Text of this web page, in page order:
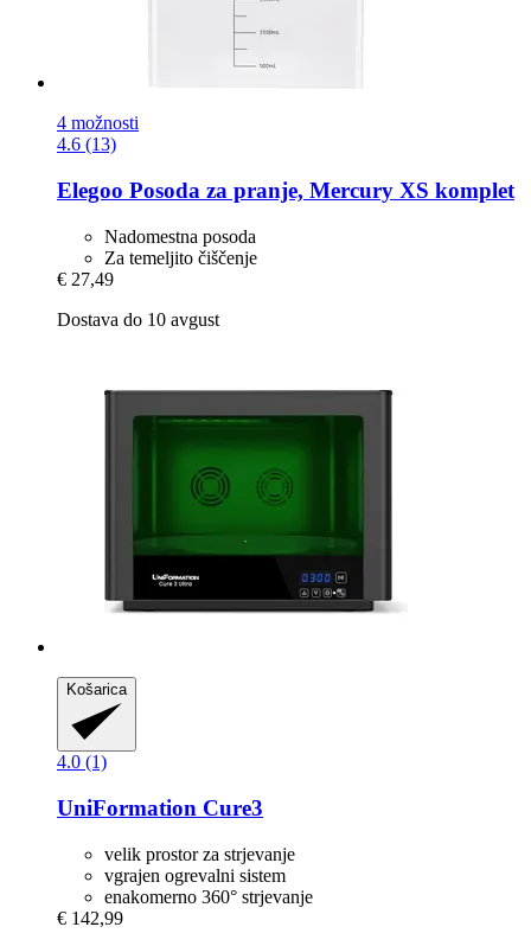
4 možnosti
4.6 (13)
Elegoo Posoda za pranje, Mercury XS komplet
Nadomestna posoda
Za temeljito čiščenje
€ 27,49
Dostava do 10 avgust
Košarica
4.0 (1)
UniFormation Cure3
velik prostor za strjevanje
vgrajen ogrevalni sistem
enakomerno 360° strjevanje
€ 142,99